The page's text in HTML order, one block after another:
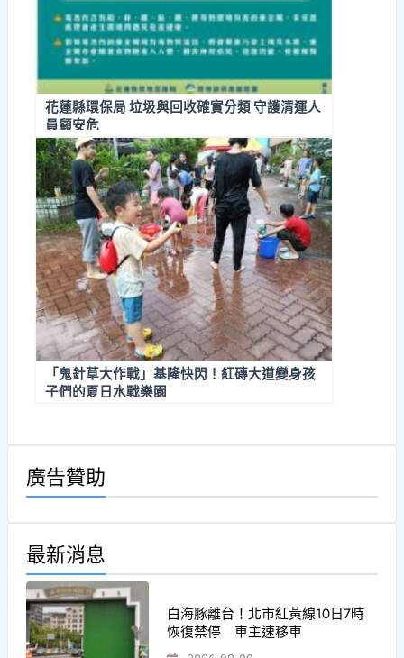
花蓮縣環保局 垃圾與回收確實分類 守護清運人
員顧安危
「鬼針草大作戰」基隆快閃！紅磚大道變身孩
子們的夏日水戰樂園
廣告贊助
最新消息
白海豚離台！北市紅黃線10日7時
恢復禁停 車主速移車